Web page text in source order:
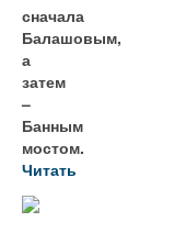
сначала
Балашовым,
а
затем
–
Банным
мостом.
Читать